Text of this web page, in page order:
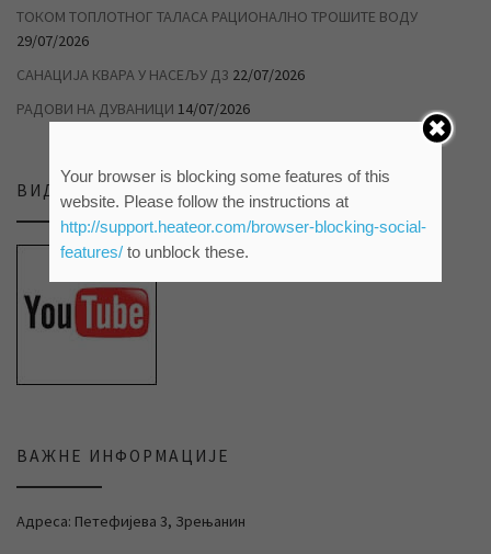
ТОКОМ ТОПЛОТНОГ ТАЛАСА РАЦИОНАЛНО ТРОШИТЕ ВОДУ
29/07/2026
САНАЦИЈА КВАРА У НАСЕЉУ Д3 22/07/2026
РАДОВИ НА ДУВАНИЦИ 14/07/2026
ВИДЕО ПРИЛОЗИ НА НАШЕМ ЈУТЈУБ КАНАЛУ
ВАЖНЕ ИНФОРМАЦИЈЕ
Адреса: Петефијева 3, Зрењанин
Your browser is blocking some features of this
website. Please follow the instructions at
http://support.heateor.com/browser-blocking-social-
features/to unblock these.